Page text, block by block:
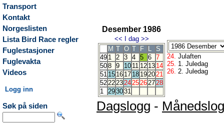
Transport
Kontakt
Norgeslisten
Lista Bird Race regler
Fuglestasjoner
Fuglevakta
Videos
Logg inn
Søk på siden
Desember 1986
<< I dag >>
M T O T F L
S
49 1 2 3 4 5 6 7
508 9 10 11 12 13 14
51 15 16 17 18 192021
5222232425262728
1 293031
24. Julaften
25. 1. Juledag
26. 2. Juledag
Dagslogg -